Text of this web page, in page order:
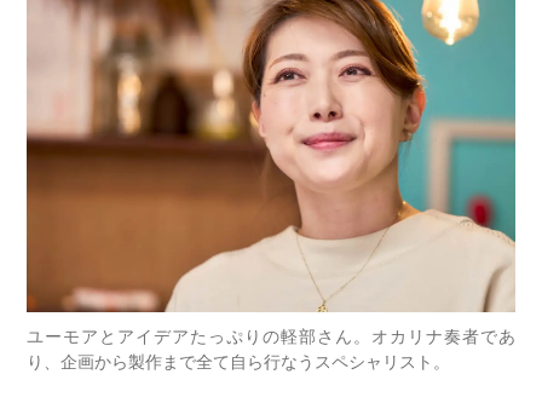
ユーモアとアイデアたっぷりの軽部さん。オカリナ奏者であ
り、企画から製作まで全て自ら行なうスペシャリスト。